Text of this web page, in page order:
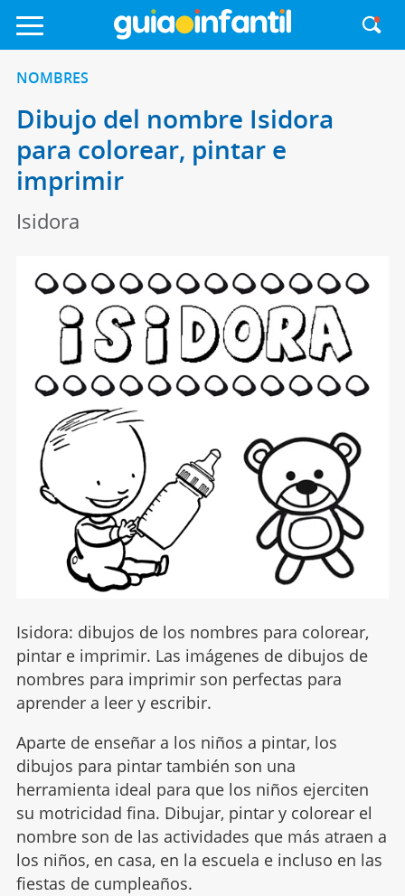
NOMBRES
Dibujo del nombre Isidora
para colorear, pintar e
imprimir
Isidora
Isidora: dibujos de los nombres para colorear,
pintar e imprimir. Las imágenes de dibujos de
nombres para imprimir son perfectas para
aprender a leer y escribir.
Aparte de enseñar a los niños a pintar, los
dibujos para pintar también son una
herramienta ideal para que los niños ejerciten
su motricidad fina. Dibujar, pintar y colorear el
nombre son de las actividades que más atraen a
los niños, en casa, en la escuela e incluso en las
fiestas de cumpleaños.